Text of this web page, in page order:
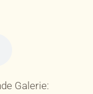
Galerie: